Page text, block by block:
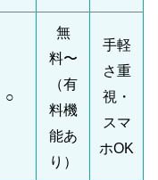
○
無
料〜
（有
料機
能あ
り）
手軽
さ重
視・
スマ
ホOK